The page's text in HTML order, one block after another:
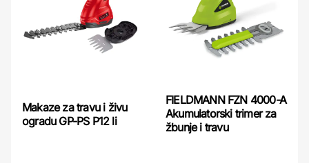
Makaze za travu i živu
ogradu GP-PS P12 li
FIELDMANN FZN 4000-A
Akumulatorski trimer za
žbunje i travu